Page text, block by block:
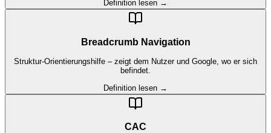
Definition lesen →
Breadcrumb Navigation
Struktur-Orientierungshilfe – zeigt dem Nutzer und Google, wo er sich
befindet.
Definition lesen →
CAC